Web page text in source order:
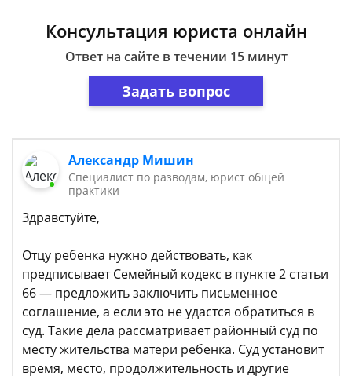
Консультация юриста онлайн
Ответ на сайте в течении 15 минут
Задать вопрос
Александр Мишин
Специалист по разводам, юрист общей
практики
Здравстуйте,
Отцу ребенка нужно действовать, как
предписывает Семейный кодекс в пункте 2 статьи
66 — предложить заключить письменное
соглашение, а если это не удастся обратиться в
суд. Такие дела рассматривает районный суд по
месту жительства матери ребенка. Суд установит
время, место, продолжительность и другие